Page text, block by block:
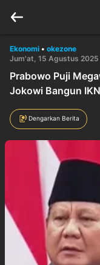
Ekonomi • okezone
Jum'at, 15 Agustus
Prabowo Puji
Jokowi Bangun IKN
Dengarkan Berita